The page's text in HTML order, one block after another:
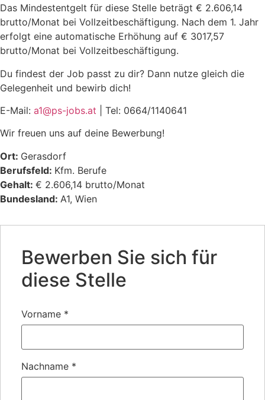
Das Mindestentgelt für diese Stelle beträgt € 2.606,14
brutto/Monat bei Vollzeitbeschäftigung. Nach dem 1. Jahr
erfolgt eine automatische Erhöhung auf € 3017,57
brutto/Monat bei Vollzeitbeschäftigung.
Du findest der Job passt zu dir? Dann nutze gleich die
Gelegenheit und bewirb dich!
E-Mail: a1@ps-jobs.at | Tel: 0664/1140641
Wir freuen uns auf deine Bewerbung!
Ort: Gerasdorf
Berufsfeld: Kfm. Berufe
Gehalt: € 2.606,14 brutto/Monat
Bundesland: A1 Wien
Bewerben Sie sich für
diese Stelle
Vorname *
Nachname *